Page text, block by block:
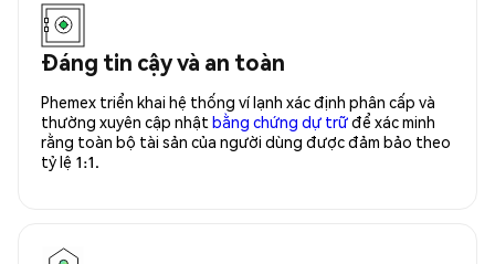
Đáng tin cậy và an toàn
Phemex triển khai hệ thống ví lạnh xác định phân cấp và
thường xuyên cập nhật bằng chứng dự trữđể xác minh
rằng toàn bộ tài sản của người dùng được đảm bảo theo
tỷ lệ 1:1.